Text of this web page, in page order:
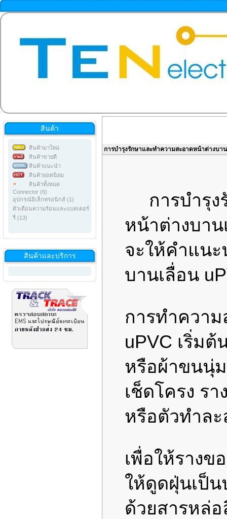
สินค้า
สินค้ามาใหม่
สินค้าขายดี
สินค้าแนะนำ
สินค้ายอดนิยม
สินค้าทั้งหมด
Connector (6)
อุปกรณ์อิเล็กทรอนิกส์ (1)
ตัวเตือนความร้อนและแบตเตอร์
รี่ (13)
สินค้าและบริการ
การบำรุงรักษาและทำความสะอาดหน้าต่างบาน
การบำรุ
หน้าต่างบา
จะให้คำแน
บานเลื่อน
การทำควา
uPVC เริ่ม
หรือผ้าขนนุ่
เช็ดโครง ร
หรือตัวทำละ
เพื่อให้รางข
ให้ดูดฝุ่นเป็
ด้วยสารหล่